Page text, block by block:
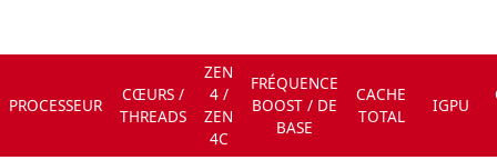
PROCESSEUR
CŒURS /
THREADS
ZEN
4 /
ZEN
4C
FRÉQUENCE
BOOST / DE
BASE
CACHE
TOTAL
IGPU